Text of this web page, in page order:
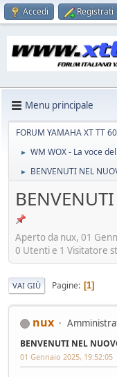
Accedi Registrati
Menu principale
FORUM YAMAHA XT TT
► WM WOX - La voce
► BENVENUTI NEL
Aperto da nux, 01
0 Utenti e 1 Visitatore
VAI GIÙ Pagine 1
nux
BENVENUTI NEL
01 Gennaio 2025, 19:52:05